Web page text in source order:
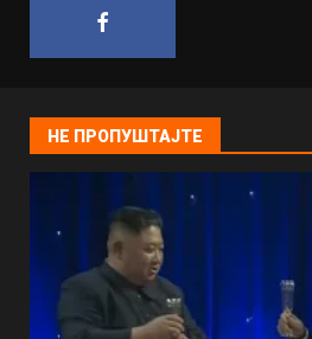
НЕ ПРОПУШТАЈТЕ